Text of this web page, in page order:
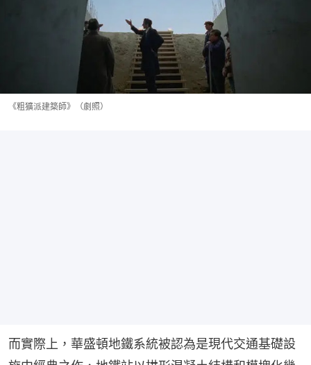
《粗獷派建築師》（劇照）
而實際上，華盛頓地鐵系統被認為是現代交通基礎設